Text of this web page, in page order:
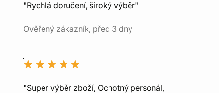
"Rychlá doručení, široký výběr"
Ověřený zákazník, před 3 dny
"Super výběr zboží, Ochotný personál,